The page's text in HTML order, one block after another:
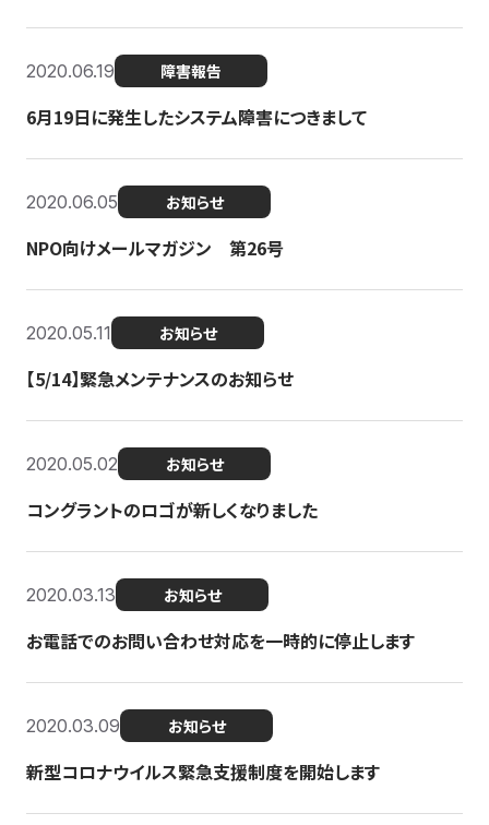
2020.06.19 障害報告
6月19日に発生したシステム障害につきまして
2020.06.05 お知らせ
NPO向けメールマガジン 第26号
2020.05.11 お知らせ
【5/14】緊急メンテナンスのお知らせ
2020.05.02 お知らせ
コングラントのロゴが新しくなりました
2020.03.13 お知らせ
お電話でのお問い合わせ対応を一時的に停止します
2020.03.09 お知らせ
新型コロナウイルス緊急支援制度を開始します